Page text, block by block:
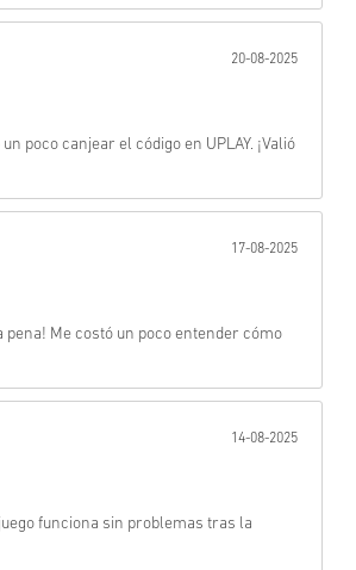
20-08-2025
poco canjear el código en UPLAY. ¡Valió
17-08-2025
pena! Me costó un poco entender cómo
14-08-2025
funciona sin problemas tras la